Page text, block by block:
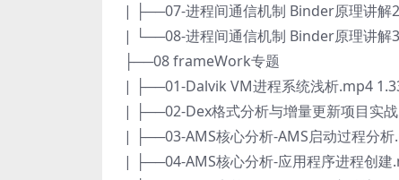
| ├──07-进程间通信机制 Binder原理讲解
| └──08-进程间通信机制 Binder原理讲解
├──08 frameWork专题
| ├──01-Dalvik VM进程系统浅析.mp4
| ├──02-Dex格式分析与增量更新项目实
| ├──03-AMS核心分析-AMS启动过程分析
| ├──04-AMS核心分析-应用程序进程创建